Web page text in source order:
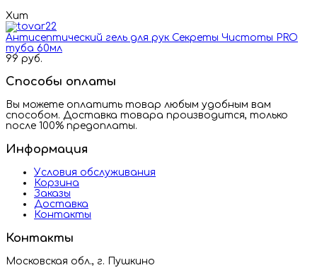
Хит
Антисептический гель для рук Секреты Чистоты PRO
туба 60мл
99 руб.
Способы оплаты
Вы можете оплатить товар любым удобным вам
способом. Доставка товара производится, только
после 100% предоплаты.
Информация
Условия обслуживания
Корзина
Заказы
Доставка
Контакты
Контакты
Московская обл., г. Пушкино